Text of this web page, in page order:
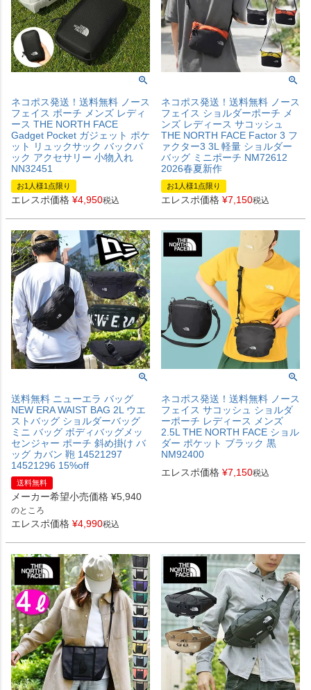
ネコポス発送！送料無料 ノース
フェイス ポーチ メンズ レディ
ース THE NORTH FACE
Gadget Pocket ガジェット ポケ
ット リュックサック バックパ
ック アクセサリー 小物入れ
NN32451
お1人様1点限り
エレスポ価格 ¥4,950税込
ネコポス発送！送料無料 ノース
フェイス ショルダーポーチ メ
ンズ レディース サコッシュ
THE NORTH FACE Factor 3 フ
ァクター3 3L 軽量 ショルダー
バッグ ミニポーチ NM72612
2026春夏新作
お1人様1点限り
エレスポ価格 ¥7,150税込
送料無料 ニューエラ バッグ
NEW ERA WAIST BAG 2L ウエ
ストバッグ ショルダーバッグ
ミニ バッグ ボディバッグメッ
センジャー ポーチ 斜め掛け バ
ッグ カバン 鞄 14521297
14521296 15%off
送料無料
メーカー希望小売価格 ¥5,940
のところ
エレスポ価格 ¥4,990税込
ネコポス発送！送料無料 ノース
フェイス サコッシュ ショルダ
ーポーチ レディース メンズ
2.5L THE NORTH FACE ショル
ダー ポケット ブラック 黒
NM92400
エレスポ価格 ¥7,150税込